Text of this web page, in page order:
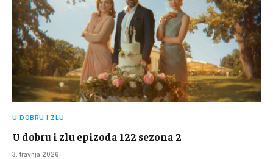
U DOBRU I ZLU
U dobru i zlu epizoda 122 sezona 2
3. travnja 2026.